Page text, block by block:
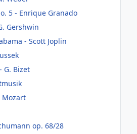
5 - Enrique Granado
Gershwin
- Scott Joplin
G. Bizet
Mozart
op. 68/28